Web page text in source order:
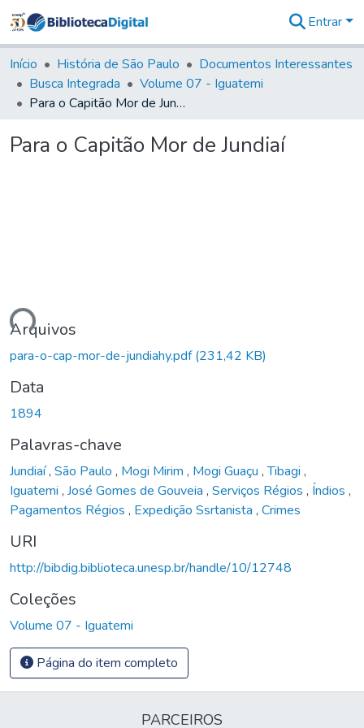
&
Coleções
Tudo na
Biblioteca
Estatísticas
Entrar
Início História de São Paulo
Documentos Interessantes
Busca Integrada
Volume 07 - Iguatemi
Para o Capitão Mor de Jundiaí
Para o Capitão Mor de Jundiaí
Arquivos
para-o-cap-mor-de-jundiahy.pdf(231,42 KB)
Data
1894
Palavras-chave
Jundiaí, São Paulo , Mogi Mirim , Mogi Guaçu ,Tibagi ,
Iguatemi , José Gomes de Gouveia , Serviços Régios , Índios ,
Pagamentos Régios , Expedição Ssrtanista , Crimes
URI
http://bibdig.biblioteca.unesp.br/handle/10/12748
Coleções
Volume 07 - Iguatemi
Página do item completo
PARCEIROS